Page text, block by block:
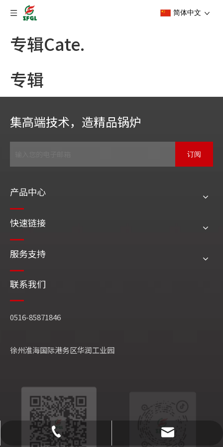
简体中文
专辑Cate.
专辑
集高端技术，造精品锅炉
订阅
sfjt@jssfgl.com
产品中心
快速链接
服务支持
联系我们
0516-85871846
徐州淮海国际港务区华润工业园